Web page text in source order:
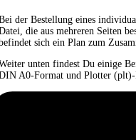
der Bestellung eines
die aus mehreren Seiten
sich ein Plan zum
unten findest Du einige
A0-Format und Plotter (plt)-